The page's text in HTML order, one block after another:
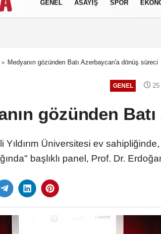
Politikası
GENEL ASAYİŞ SPOR
Medyanın gözünden Batı Azerbaycan'a dönüş süreci
GENEL
gözünden
Yıldırım Üniversitesi ev
başlıklı panel, Prof. Dr.